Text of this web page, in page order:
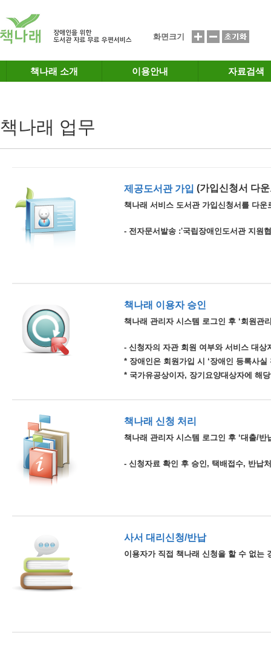
화면크기
책나래 소개 이용안내 자료검색
책나래 업무
제공도서관 가입 (가입신청서 다
책나래 서비스 도서관 가입신청서를 다
- 전자문서발송 :'국립장애인도서관 지원
책나래 이용자 승인
책나래 관리자 시스템 로그인 후 ‘회원관
- 신청자의 자관 회원 여부와 서비스 대상
* 장애인은 회원가입 시 ‘장애인 등록사
* 국가유공상이자, 장기요양대상자에 해
책나래 신청 처리
책나래 관리자 시스템 로그인 후 ‘대출/반
- 신청자료 확인 후 승인, 택배접수, 반납
사서 대리신청/반납
이용자가 직접 책나래 신청을 할 수 없는